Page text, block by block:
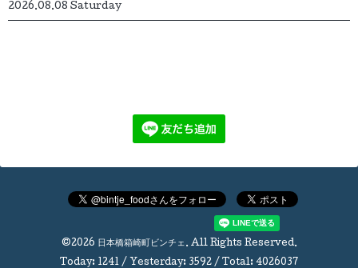
2026.08.08 Saturday
©2026 日本橋箱崎町ビンチェ. All Rights Reserved.
Today: 1241 / Yesterday: 3592 / Total: 4026037